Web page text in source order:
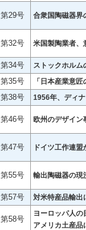
第29号 合衆国陶磁器界
第32号 米国製陶業者、
第34号
ストックホルム
第35号
「日本産業意
第38号
1956年、ディ
第46号 欧州のデザイン
第47号 ドイツ工作連
第55号 輸出陶磁器の現
第57号 対米特産品輸出
第58号
ヨーロッパ人の
アメリカ土産品